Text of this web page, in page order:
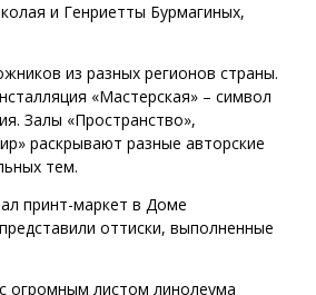
и Генриетты Бурмагиных,
из разных регионов страны.
«Мастерская» – символ
Залы «Пространство»,
раскрывают разные авторские
тем.
принт-маркет в Доме
оттиски, выполненные
огромным листом линолеума